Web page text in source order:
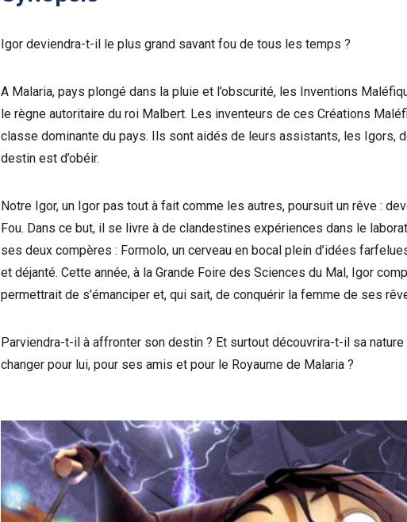
Igor deviendra-t-il le plus grand savant fou de tous les temps ?
A Malaria, pays plongé dans la pluie et l’obscurité, les Inventions
le règne autoritaire du roi Malbert. Les inventeurs de ces Créations
classe dominante du pays. Ils sont aidés de leurs assistants, les Igors,
destin est d’obéir.
Notre Igor, un Igor pas tout à fait comme les autres, poursuit un rêve :
Fou. Dans ce but, il se livre à de clandestines expériences dans le
ses deux compères : Formolo, un cerveau en bocal plein d’idées
et déjanté. Cette année, à la Grande Foire des Sciences du Mal, Igor
permettrait de s’émanciper et, qui sait, de conquérir la femme de ses
Parviendra-t-il à affronter son destin ? Et surtout découvrira-t-il sa
changer pour lui, pour ses amis et pour le Royaume de Malaria ?
Voir la bande-annonce